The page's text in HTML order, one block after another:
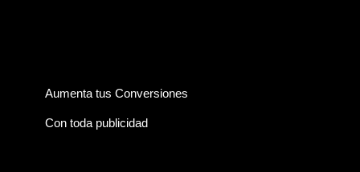
Aumenta tus Conversiones
Con toda publicidad